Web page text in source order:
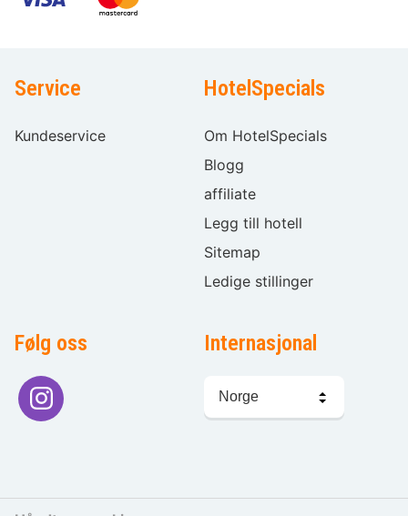
Service
Kundeservice
HotelSpecials
Om HotelSpecials
Blogg
affiliate
Legg till hotell
Sitemap
Ledige stillinger
Følg oss Internasjonal